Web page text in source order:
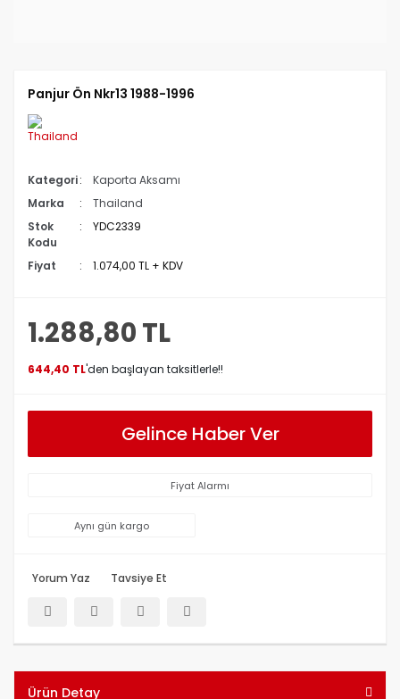
Panjur Ön Nkr13 1988-1996
Kategori
Kaporta Aksamı
Marka
Thailand
Stok
Kodu
YDC2339
Fiyat 1.074,00 TL + KDV
1.288,80 TL
644,40 TL'den başlayan taksitlerle!!
Gelince Haber Ver
Fiyat Alarmı
Aynı gün kargo
Yorum Yaz Tavsiye Et
Ürün Detay